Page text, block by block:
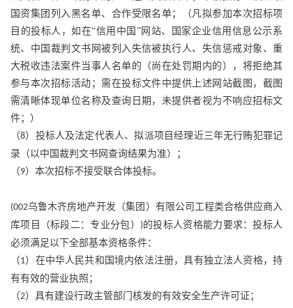
国资集团列入黑名单、合作受限名单；（凡拟参加本次招标项
目的投标人，如在“信用中国”网站、国家企业信用信息公示系
统、中国裁判文书网被列入失信被执行人、失信惩戒对象、重
大税收违法案件当事人名单的（尚在处罚期内的），将拒绝其
参与本次招标活动；需在投标文件中提供上述网站截图，截图
需清晰体现单位名称及查询日期，未提供者视为不响应招标文
件；）
（8）投标人及法定代表人、拟派项目经理近三年无行贿犯罪记
录（以中国裁判文书网查询结果为准）；
（9）本次招标不接受联合体投标。
(002乌鲁木齐房地产开发（集团）有限公司工程类合格供应商入
库项目（标段二：专业分包） )的投标人资格能力要求：投标人
必须满足以下全部基本资格条件：
（1）在中华人民共和国境内依法注册，具有独立法人资格，持
有有效的营业执照；
（2）具有建设行政主管部门核发的有效安全生产许可证；